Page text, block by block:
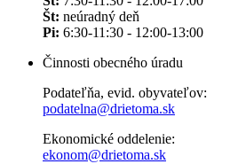
Št: neúradný deň
Pi: 6:30-11:30 - 12:00-13:00
Činnosti obecného úradu
Podateľňa, evid. obyvateľov:
podatelna@drietoma.sk
Ekonomické oddelenie:
ekonom@drietoma.sk